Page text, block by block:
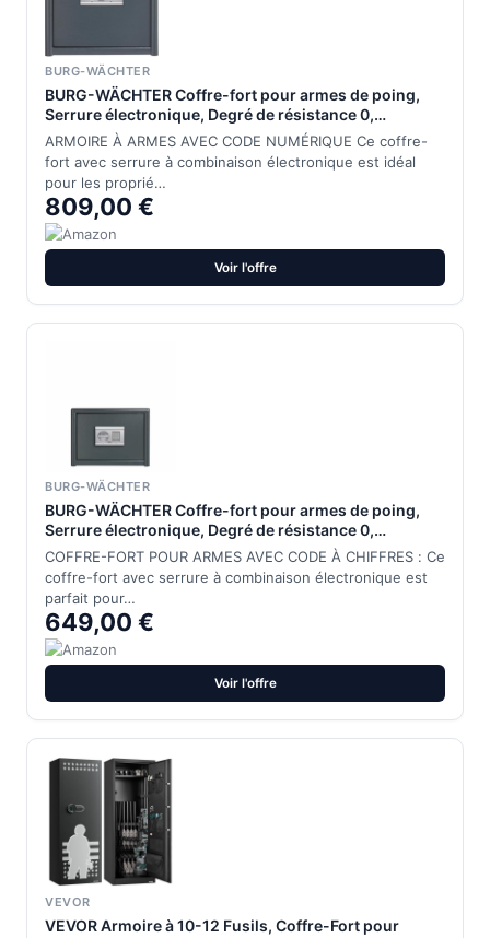
BURG-WÄCHTER
BURG-WÄCHTER Coffre-fort pour armes de poing,
Serrure électronique, Degré de résistance 0,
Antieffraction EN 1143-1, Sécurité S2, Contrôlé VdS,
51 l, 80 kg, Magno M 540 E
ARMOIRE À ARMES AVEC CODE NUMÉRIQUE Ce coffre-
fort avec serrure à combinaison électronique est idéal
pour les proprié…
809,00 €
Voir l'offre
BURG-WÄCHTER
BURG-WÄCHTER Coffre-fort pour armes de poing,
Serrure électronique, Degré de résistance 0,
Antieffraction EN 1143-1, Sécurité S2, Contrôlé VdS,
28 l, 60 kg, Magno M 520 E
COFFRE-FORT POUR ARMES AVEC CODE À CHIFFRES : Ce
coffre-fort avec serrure à combinaison électronique est
parfait pour…
649,00 €
Voir l'offre
VEVOR
VEVOR Armoire à 10-12 Fusils, Coffre-Fort pour